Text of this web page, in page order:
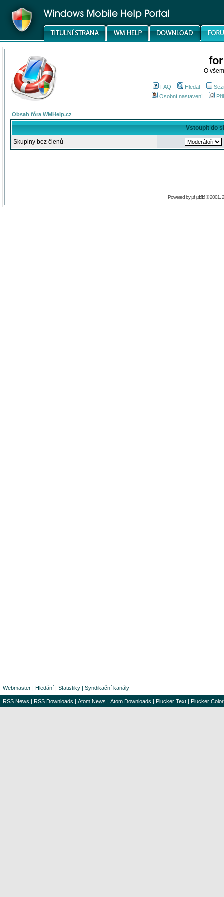
O
FAQ Hledat
Osobní nastavení
Obsah fóra WMHelp.cz
Vstoupit do
Skupiny bez členů
Powered byphpBB© 2001,
Webmaster | Hledání | Statistiky | Syndikační kanály
RSS News | RSS Downloads | Atom News | Atom Downloads | Plucker Text | Plucker Color